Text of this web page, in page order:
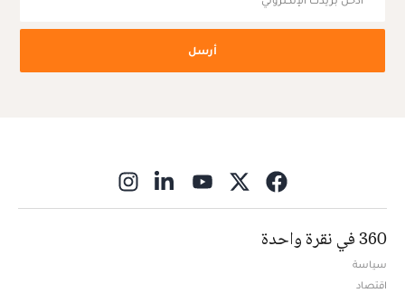
أرسل
360 في نقرة واحدة
سياسة
اقتصاد